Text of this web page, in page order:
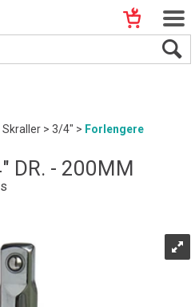
Skraller>3/4"> Forlengere
DR. - 200MM